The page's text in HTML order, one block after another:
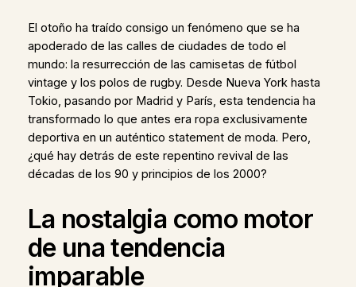
El otoño ha traído consigo un fenómeno que se ha
apoderado de las calles de ciudades de todo el
mundo: la resurrección de las camisetas de fútbol
vintage y los polos de rugby. Desde Nueva York hasta
Tokio, pasando por Madrid y París, esta tendencia ha
transformado lo que antes era ropa exclusivamente
deportiva en un auténtico statement de moda. Pero,
¿qué hay detrás de este repentino revival de las
décadas de los 90 y principios de los 2000?
La nostalgia como motor
de una tendencia
imparable